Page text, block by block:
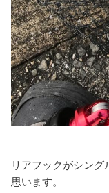
リアフックがシング
思います。